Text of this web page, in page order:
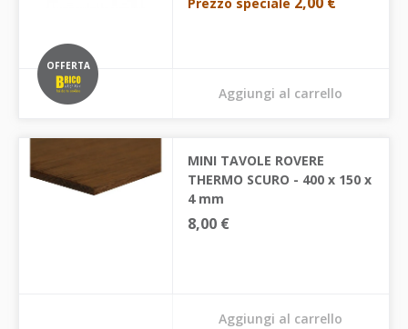
OFFERTA
Aggiungi al carrello
MINI TAVOLE ROVERE
THERMO SCURO - 400 x 150 x
4 mm
8,00 €
Aggiungi al carrello